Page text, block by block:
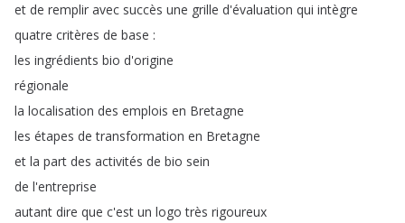
et de remplir avec succès une grille d'évaluation qui intègre
quatre critères de base :
les ingrédients bio d'origine
régionale
la localisation des emplois en Bretagne
les étapes de transformation en Bretagne
et la part des activités de bio sein
de l'entreprise
autant dire que c'est un logo très rigoureux